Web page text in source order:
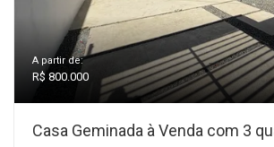
A partir de:
R$ 800.000
Casa Geminada à Venda com 3